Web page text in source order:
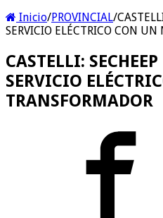
Inicio/PROVINCIAL/
SERVICIO ELÉCTRICO CON
CASTELLI:
SERVICIO
TRANSFORMADOR